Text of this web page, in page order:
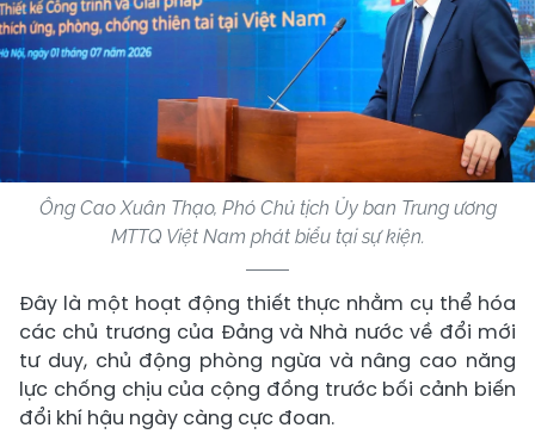
Ông Cao Xuân Thạo, Phó Chủ tịch Ủy ban Trung ương
MTTQ Việt Nam phát biểu tại sự kiện.
Đây là một hoạt động thiết thực nhằm cụ thể hóa
các chủ trương của Đảng và Nhà nước về đổi mới
tư duy, chủ động phòng ngừa và nâng cao năng
lực chống chịu của cộng đồng trước bối cảnh biến
đổi khí hậu ngày càng cực đoan.